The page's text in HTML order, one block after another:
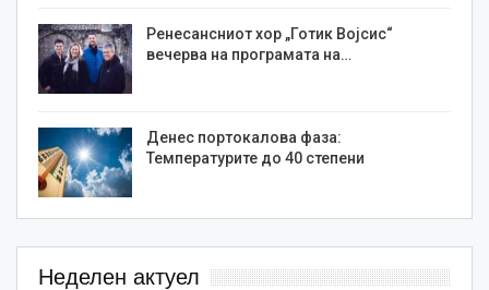
Ренесансниот хор „Готик Војсис“
вечерва на програмата на…
Денес портокалова фаза:
Температурите до 40 степени
Неделен актуел